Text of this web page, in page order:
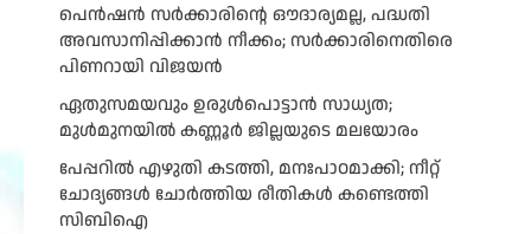
പെൻഷൻ സർക്കാരിന്റെ ഔദാര്യമല്ല, പദ്ധതി
അവസാനിപ്പിക്കാൻ നീക്കം; സർക്കാരിനെതിരെ
പിണറായി വിജയൻ
ഏതുസമയവും ഉരുൾപൊട്ടാൻ സാധ്യത;
മുൾമുനയിൽ കണ്ണൂർ ജില്ലയുടെ മലയോരം
പേപ്പറിൽ എഴുതി കടത്തി, മനഃപാഠമാക്കി; നീറ്റ്
ചോദ്യങ്ങൾ ചോർത്തിയ രീതികൾ കണ്ടെത്തി
സിബിഐ